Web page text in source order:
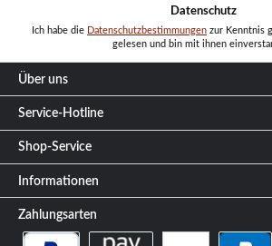
Datenschutz
Ich habe die Datenschutzbestimmungen zur Kenntnis
gelesen und bin mit ihnen
Über uns
Service-Hotline
Shop-Service
Informationen
Zahlungsarten